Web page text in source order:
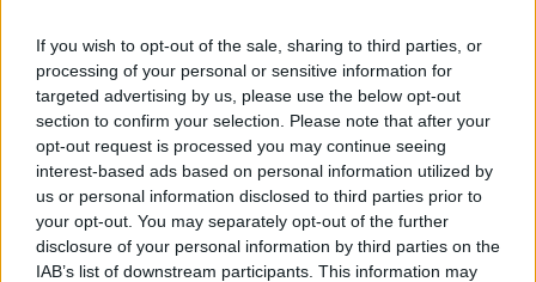
If you wish to opt-out of the sale, sharing to third parties, or
processing of your personal or sensitive information for
targeted advertising by us, please use the below opt-out
section to confirm your selection. Please note that after your
opt-out request is processed you may continue seeing
interest-based ads based on personal information utilized by
us or personal information disclosed to third parties prior to
your opt-out. You may separately opt-out of the further
disclosure of your personal information by third parties on the
IAB’s list of downstream participants. This information may
Altri articoli che potrebbero piacerti